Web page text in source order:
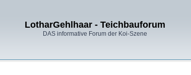
LotharGehlhaar - Teichbauforum
DAS informative Forum der Koi-Szene